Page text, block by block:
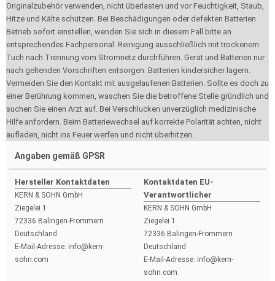
Originalzubehör verwenden, nicht überlasten und vor Feuchtigkeit, Staub,
Hitze und Kälte schützen. Bei Beschädigungen oder defekten Batterien
Betrieb sofort einstellen, wenden Sie sich in diesem Fall bitte an
entsprechendes Fachpersonal. Reinigung ausschließlich mit trockenem
Tuch nach Trennung vom Stromnetz durchführen. Gerät und Batterien nur
nach geltenden Vorschriften entsorgen. Batterien kindersicher lagern.
Vermeiden Sie den Kontakt mit ausgelaufenen Batterien. Sollte es doch zu
einer Berührung kommen, waschen Sie die betroffene Stelle gründlich und
suchen Sie einen Arzt auf. Bei Verschlucken unverzüglich medizinische
Hilfe anfordern. Beim Batteriewechsel auf korrekte Polarität achten, nicht
aufladen, nicht ins Feuer werfen und nicht überhitzen.
Angaben gemäß GPSR
Hersteller Kontaktdaten
KERN & SOHN GmbH
Ziegelei 1
72336 Balingen-Frommern
Deutschland
E-Mail-Adresse: info@kern-
sohn.com
Kontaktdaten EU-
Verantwortlicher
KERN & SOHN GmbH
Ziegelei 1
72336 Balingen-Frommern
Deutschland
E-Mail-Adresse: info@kern-
sohn.com